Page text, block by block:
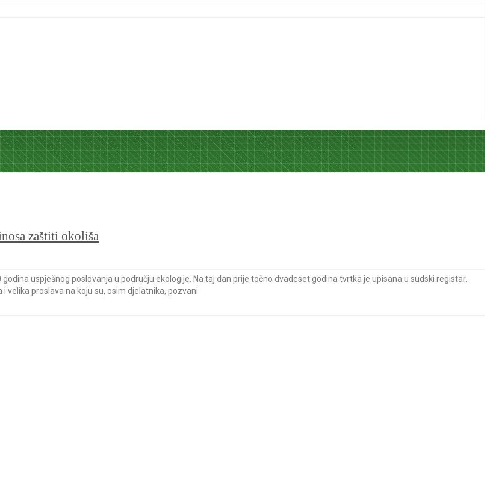
zaštiti okoliša
uspješnog poslovanja u području ekologije. Na taj dan prije točno dvadeset godina tvrtka je upisana u sudski registar.
velika proslava na koju su, osim djelatnika, pozvani